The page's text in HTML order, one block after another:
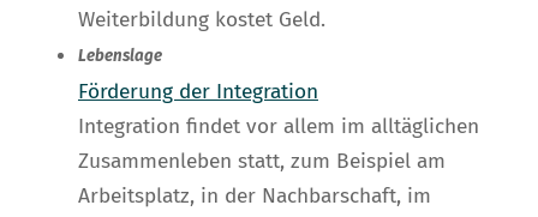
Weiterbildung kostet Geld.
Lebenslage
Förderung der Integration
Integration findet vor allem im alltäglichen
Zusammenleben statt, zum Beispiel am
Arbeitsplatz, in der Nachbarschaft, im